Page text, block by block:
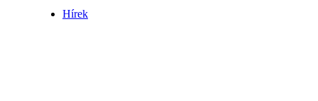
Hírek